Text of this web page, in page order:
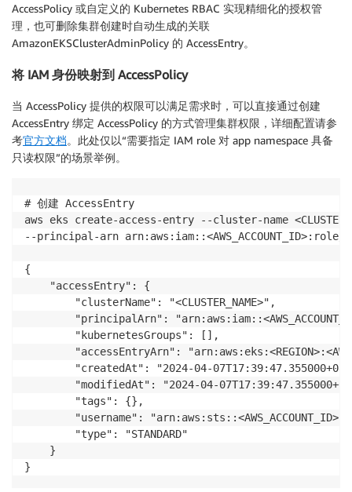
AccessPolicy 或自定义的 Kubernetes RBAC 实现精细化的授权管
理，也可删除集群创建时自动生成的关联
AmazonEKSClusterAdminPolicy 的 AccessEntry。
将 IAM 身份映射到 AccessPolicy
当 AccessPolicy 提供的权限可以满足需求时，可以直接通过创建
AccessEntry 绑定 AccessPolicy 的方式管理集群权限，详细配置请参
考官方文档。此处仅以“需要指定 IAM role 对 app namespace 具备
只读权限”的场景举例。
# 创建 AccessEntry
aws eks create-access-entry --cluster-name
--principal-arn
{
    "accessEntry": {
        "clusterName": "<CLUSTER_NAME>",
"principalArn":
        "kubernetesGroups": [],
"accessEntryArn":
"createdAt": "2024-04-
"modifiedAt": "2024-04-
        "tags": {},
"username":
        "type": "STANDARD"
    }